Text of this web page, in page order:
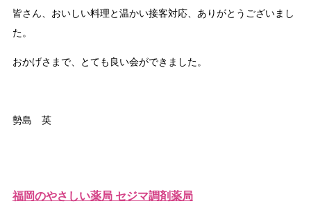
皆さん、おいしい料理と温かい接客対応、ありがとうございまし
た。
おかげさまで、とても良い会ができました。
勢島 英
福岡のやさしい薬局 セジマ調剤薬局